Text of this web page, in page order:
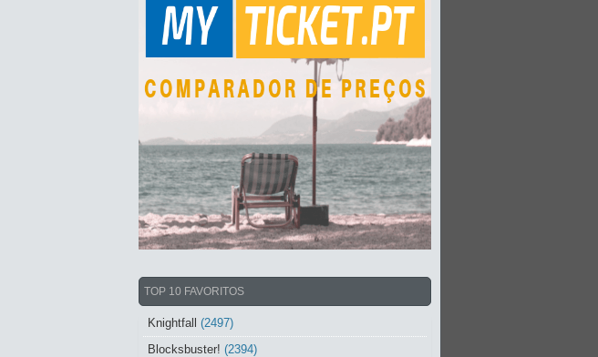
TOP 10 FAVORITOS
Knightfall (2497)
Blocksbuster! (2394)